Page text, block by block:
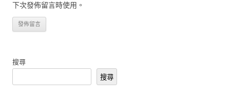
下次發佈留言時使用。
搜尋
搜尋